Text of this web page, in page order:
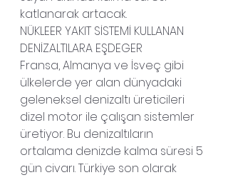
katlanarak artacak.
NÜKLEER YAKIT SİSTEMİ KULLANAN
DENİZALTILARA EŞDEGER
Fransa, Almanya ve İsveç gibi
ülkelerde yer alan dünyadaki
geleneksel denizaltı üreticileri
dizel motor ile çalışan sistemler
üretiyor. Bu denizaltıların
ortalama denizde kalma süresi 5
gün civarı. Türkiye son olarak